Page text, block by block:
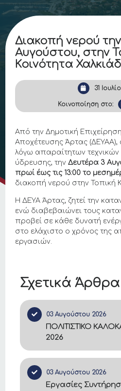
Σχετικά Άρθρα
03 Αυγούστου 2026
ΠΟΛΙΤΙΣΤΙΚΟ
2026
03 Αυγούστου 2026
Εργασίες
Διακοπή νερού
Αυγούστου, στην
Κοινότητα
31
Κοινοποίηση στο:
Από την Δημοτική
Αποχέτευσης Άρτας (ΔΕΥΑΑ),
λόγω απαραίτητων τεχνικών
ύδρευσης, τηνΔευτέρα 3
πρωί έως τις 13:00 το
διακοπή νερού στην Τοπική
Η ΔΕΥΑ Άρτας, ζητεί την
ενώ διαβεβαιώνει τους
προβεί σε κάθε δυνατή
στο ελάχιστο ο χρόνος της
εργασιών.